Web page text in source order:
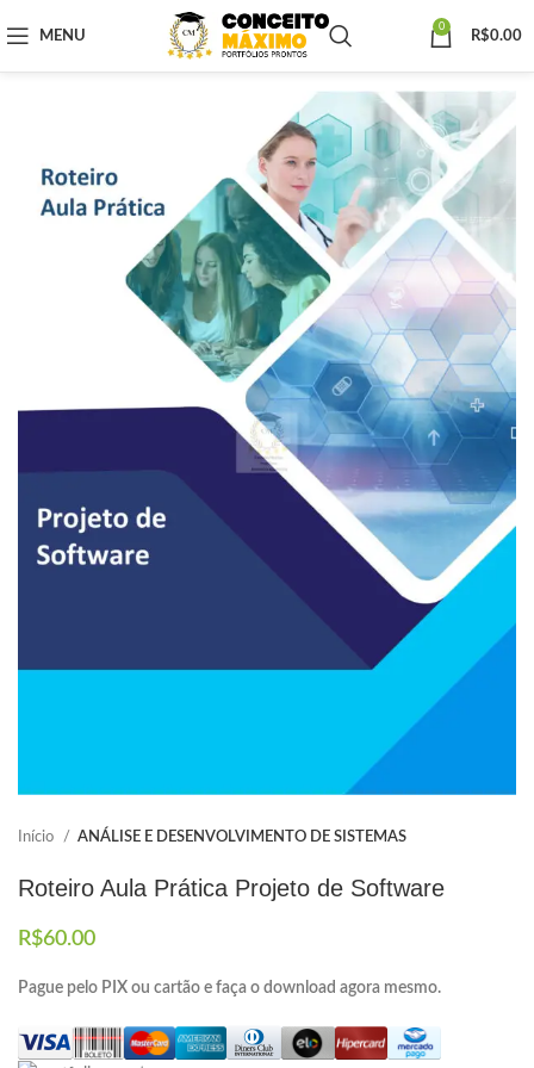
MENU
0
R$0.00
Início ANÁLISE E DESENVOLVIMENTO DE SISTEMAS
Roteiro Aula Prática Projeto de Software
R$60.00
Pague pelo PIX ou cartão e faça o download agora mesmo.